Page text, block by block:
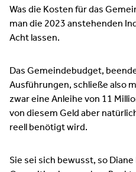
Was die Kosten für das
man die 2023 anstehenden
Acht lassen.
Das Gemeindebudget,
Ausführungen, schließe also
zwar eine Anleihe von 11
von diesem Geld aber
reell benötigt wird.
Sie sei sich bewusst, so